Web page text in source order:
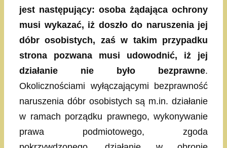
jest następujący: osoba żądająca ochrony
musi wykazać, iż doszło do naruszenia jej
dóbr osobistych, zaś w takim przypadku
strona pozwana musi udowodnić, iż jej
działanie nie było bezprawne.
Okolicznościami wyłączającymi bezprawność
naruszenia dóbr osobistych są m.in. działanie
w ramach porządku prawnego, wykonywanie
prawa podmiotowego, zgoda